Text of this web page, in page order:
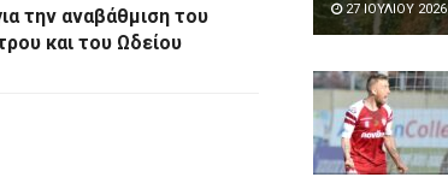
την αναβάθμιση του
και του Ωδείου
27 ΙΟΥΛΊΟΥ 2026